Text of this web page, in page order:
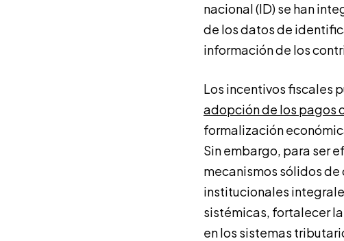
nacional (ID) se han
de los datos de
información de los
Los incentivos fiscales
adopción de los pagos
formalización
Sin embargo, para ser
mecanismos sólidos
institucionales
sistémicas, fortalecer
en los sistemas